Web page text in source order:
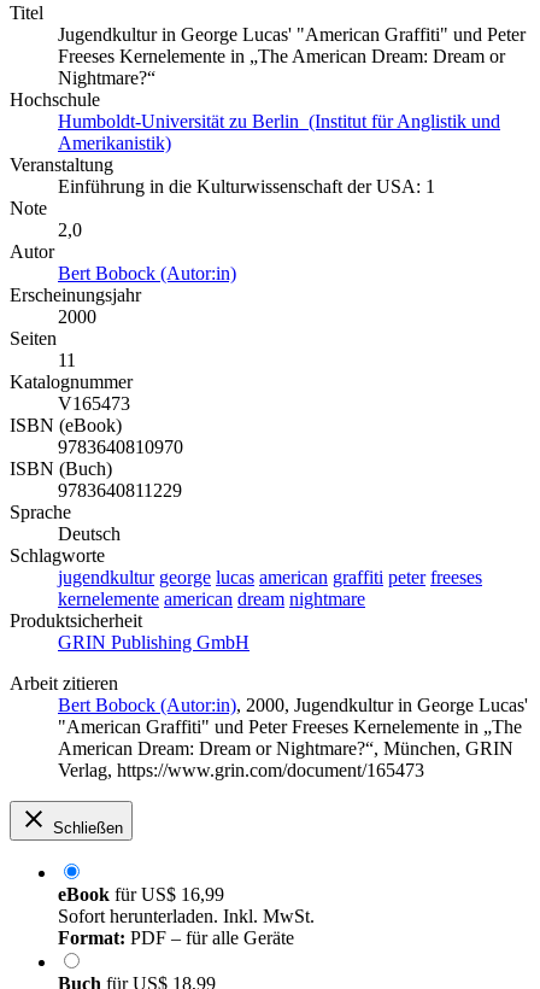
Titel
Jugendkultur in George Lucas' "American Graffiti" und Peter
Freeses Kernelemente in „The American Dream: Dream or
Nightmare?“
Hochschule
Humboldt-Universität zu Berlin (Institut für Anglistik und
Amerikanistik)
Veranstaltung
Einführung in die Kulturwissenschaft der USA: 1
Note
2,0
Autor
Bert Bobock (Autor:in)
Erscheinungsjahr
2000
Seiten
11
Katalognummer
V165473
ISBN (eBook)
9783640810970
ISBN (Buch)
9783640811229
Sprache
Deutsch
Schlagworte
jugendkultur george lucas american graffiti peter freeses
kernelemente american dream nightmare
Produktsicherheit
GRIN Publishing GmbH
Arbeit zitieren
Bert Bobock (Autor:in), 2000, Jugendkultur in George Lucas'
"American Graffiti" und Peter Freeses Kernelemente in „The
American Dream: Dream or Nightmare?“, München, GRIN
Verlag, https://www.grin.com/document/165473
Schließen
eBook fürUS$ 16,99
Sofort herunterladen. Inkl. MwSt.
Format: PDF – für alle Geräte
Buch fürUS$ 18,99